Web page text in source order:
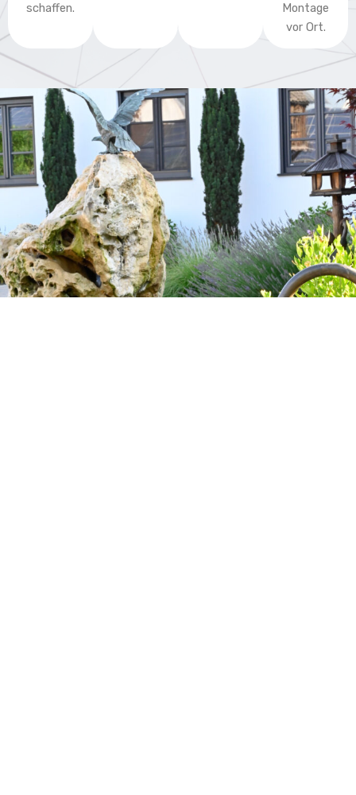
schaffen.
Montage
vor Ort.